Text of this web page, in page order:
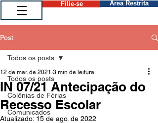
Filie-se Área Restrita
Post
Todos os posts
Colônias de Férias
Comunicados
Todos os posts
IN 07/21 Antecipação do
Recesso Escolar
12 de mar. de 2021 3 min de leitura
Atualizado: 15 de ago. de 2022